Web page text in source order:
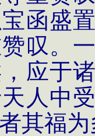
函盛
叹。
应于
人中
其福